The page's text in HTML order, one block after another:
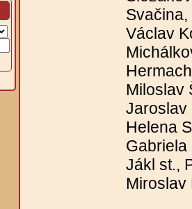
Václav
Miloslav
Jaroslav
Helena
Gabriela
Jákl st.,
Miroslav